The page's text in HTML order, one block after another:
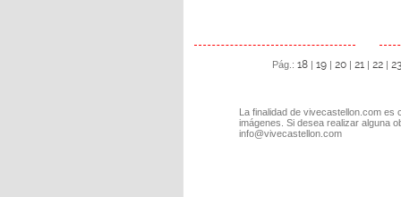
Pág.: 18 | 19 | 20 | 21 | 22 | 23
La finalidad de vivecastellon.com
imágenes. Si desea realizar alguna
info@vivecastellon.com